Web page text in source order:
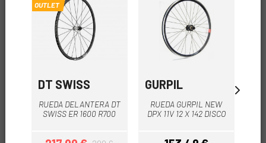
OUTLET
DT SWISS
RUEDA DELANTERA DT
SWISS ER 1600 R700
GURPIL
RUEDA GURPIL NEW
DPX 11V 12 X 142 DISCO